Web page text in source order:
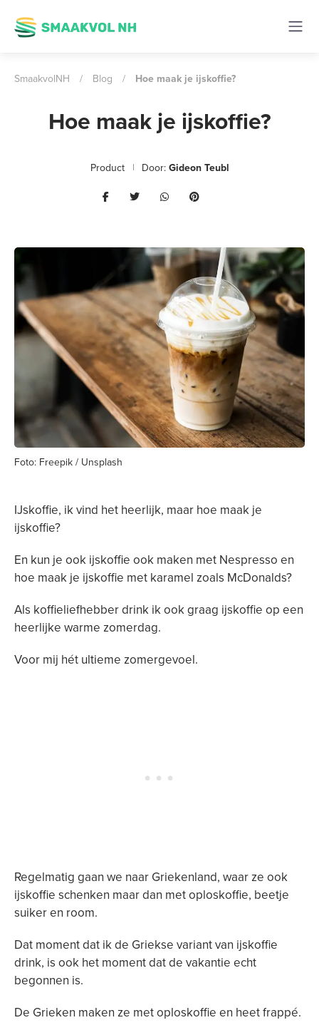
SmaakvolNH / Blog / Hoe maak je ijskoffie?
Foto: Freepik / Unsplash
Hoe maak je ijskoffie?
Product Door: Gideon Teubl
IJskoffie, ik vind het heerlijk, maar hoe maak je
ijskoffie?
En kun je ook ijskoffie ook maken met Nespresso en
hoe maak je ijskoffie met karamel zoals McDonalds?
Als koffieliefhebber drink ik ook graag ijskoffie op een
heerlijke warme zomerdag.
Voor mij hét ultieme zomergevoel.
Regelmatig gaan we naar Griekenland, waar ze ook
ijskoffie schenken maar dan met oploskoffie, beetje
suiker en room.
Dat moment dat ik de Griekse variant van ijskoffie
drink, is ook het moment dat de vakantie echt
begonnen is.
De Grieken maken ze met oploskoffie en heet frappé.